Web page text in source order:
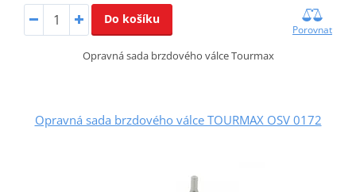
Do košíku
Porovnat
Opravná sada brzdového válce Tourmax
Opravná sada brzdového válce TOURMAX OSV 0172